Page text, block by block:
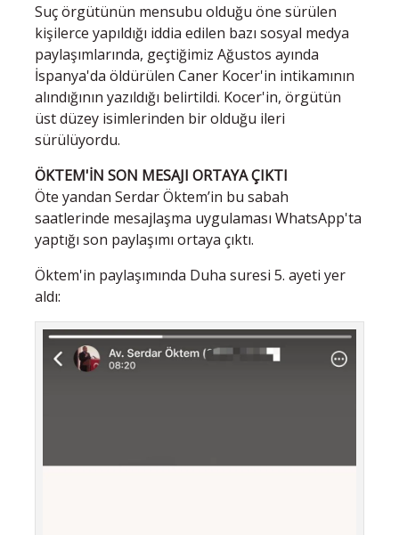
Suç örgütünün mensubu olduğu öne sürülen
kişilerce yapıldığı iddia edilen bazı sosyal medya
paylaşımlarında, geçtiğimiz Ağustos ayında
İspanya'da öldürülen Caner Kocer'in intikamının
alındığının yazıldığı belirtildi. Kocer'in, örgütün
üst düzey isimlerinden bir olduğu ileri
sürülüyordu.
ÖKTEM'İN SON MESAJI ORTAYA ÇIKTI
Öte yandan Serdar Öktem’in bu sabah
saatlerinde mesajlaşma uygulaması WhatsApp'ta
yaptığı son paylaşımı ortaya çıktı.
Öktem'in paylaşımında Duha suresi 5. ayeti yer
aldı: